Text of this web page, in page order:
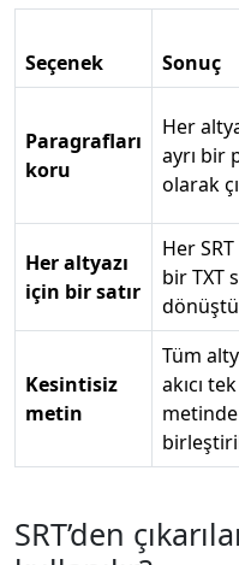
Seçenek Sonuç
Paragrafları
koru
Her
ayrı bir
olarak
Her altyazı
için bir satır
Her
bir TXT
Kesintisiz
metin
Tüm
akıcı
metinde
SRT’den